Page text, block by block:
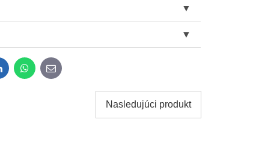
WhatsApp
E-
mail
Nasledujúci produkt